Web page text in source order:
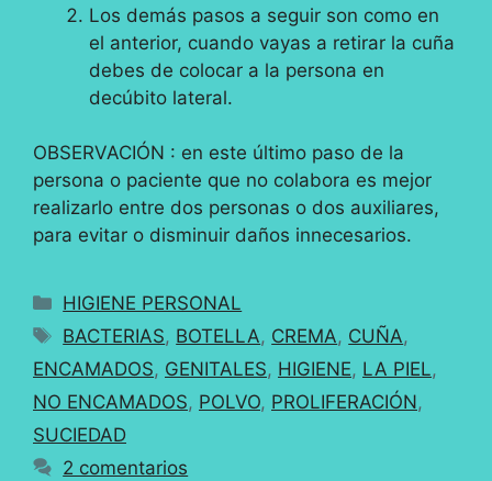
Los demás pasos a seguir son como en
el anterior, cuando vayas a retirar la cuña
debes de colocar a la persona en
decúbito lateral.
OBSERVACIÓN : en este último paso de la
persona o paciente que no colabora es mejor
realizarlo entre dos personas o dos auxiliares,
para evitar o disminuir daños innecesarios.
Categorías
HIGIENE PERSONAL
Etiquetas
BACTERIAS, BOTELLA, CREMA, CUÑA,
ENCAMADOS, GENITALES, HIGIENE, LA PIEL,
NO ENCAMADOS, POLVO, PROLIFERACIÓN,
SUCIEDAD
2 comentarios